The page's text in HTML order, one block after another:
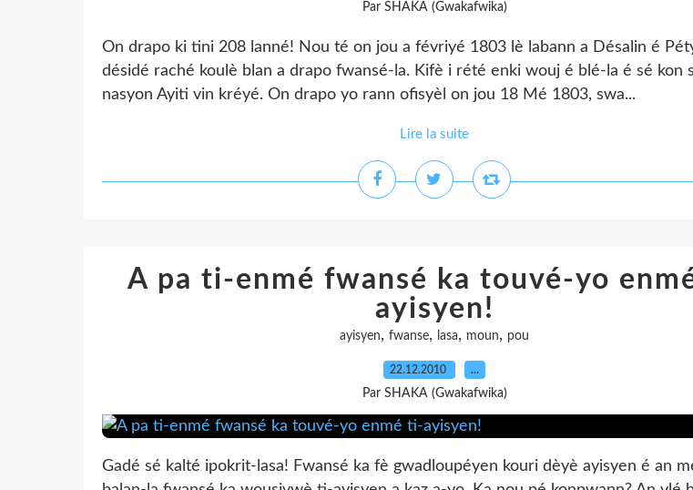
Par SHAKA (Gwakafwika)
On drapo ki tini 208 lanné! Nou té on jou a févriyé 1803 lè labann a Désalin é
désidé raché koulè blan a drapo fwansé-la. Kifè i rété enki wouj é blé-la é sé kon
nasyon Ayiti vin kréyé. On drapo yo rann ofisyèl on jou 18 Mé 1803, swa...
Lire la suite
A pa ti-enmé fwansé ka touvé-yo
ayisyen!
ayisyen, fwanse, lasa, moun, pou
22.12.2010 …
Par SHAKA (Gwakafwika)
Gadé sé kalté ipokrit-lasa! Fwansé ka fè gwadloupéyen kouri dèyè ayisyen é an